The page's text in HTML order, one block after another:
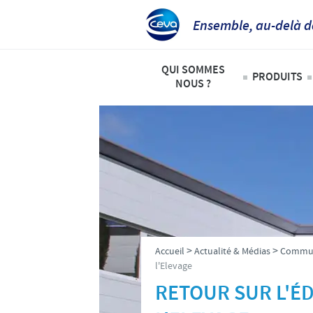
Ensemble, au-delà
QUI SOMMES
NOUS ?
Notre mission
Nos activités
Nos valeurs
Contacts équipe Ceva
PRODUITS
Volailles
Accueil >Actualité & Médias>
l'Elevage
RETOUR SUR